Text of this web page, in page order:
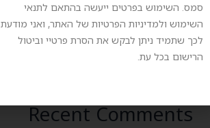
יופי בר קיימא – איך לחגוג את יום כדור
צנועה ואיכותית
בין קודש לחול – סטייל חגיגי ומכובד ליום
Recent Comments
סמס. השימוש בפרטים ייעשה בהתאם לתנאי
השימוש ולמדיניות הפרטיות של האתר, ואני מודעת
לכך שתמיד ניתן לבקש את הסרת פרטיי וביטול
הרישום בכל עת.